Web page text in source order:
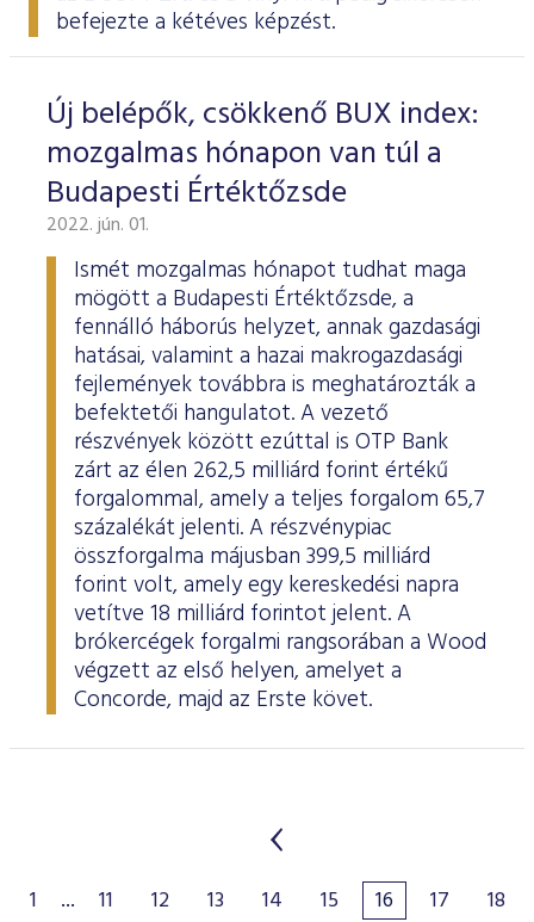
befejezte a kétéves képzést.
Új belépők, csökkenő BUX index:
mozgalmas hónapon van túl a
Budapesti Értéktőzsde
2022. jún. 01.
Ismét mozgalmas hónapot tudhat maga
mögött a Budapesti Értéktőzsde, a
fennálló háborús helyzet, annak gazdasági
hatásai, valamint a hazai makrogazdasági
fejlemények továbbra is meghatározták a
befektetői hangulatot. A vezető
részvények között ezúttal is OTP Bank
zárt az élen 262,5 milliárd forint értékű
forgalommal, amely a teljes forgalom 65,7
százalékát jelenti. A részvénypiac
összforgalma májusban 399,5 milliárd
forint volt, amely egy kereskedési napra
vetítve 18 milliárd forintot jelent. A
brókercégek forgalmi rangsorában a Wood
végzett az első helyen, amelyet a
Concorde, majd az Erste követ.
1 ... 11 12 13 14 15 16 17
18